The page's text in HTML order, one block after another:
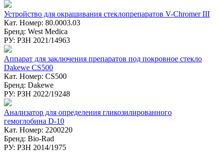
Устройство для окрашивания стеклопрепаратов V-Chromer III
Кат. Номер: 80.0003.03
Бренд: West Medica
РУ: РЗН 2021/14963
Аппарат для заключения препаратов под покровное стекло
Dakewe CS500
Кат. Номер: CS500
Бренд: Dakewe
РУ: РЗН 2022/19248
Анализатор для определения гликозилированного
гемоглобина D-10
Кат. Номер: 2200220
Бренд: Bio-Rad
РУ: РЗН 2014/1975